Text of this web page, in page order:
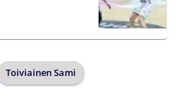
Toiviainen Sami